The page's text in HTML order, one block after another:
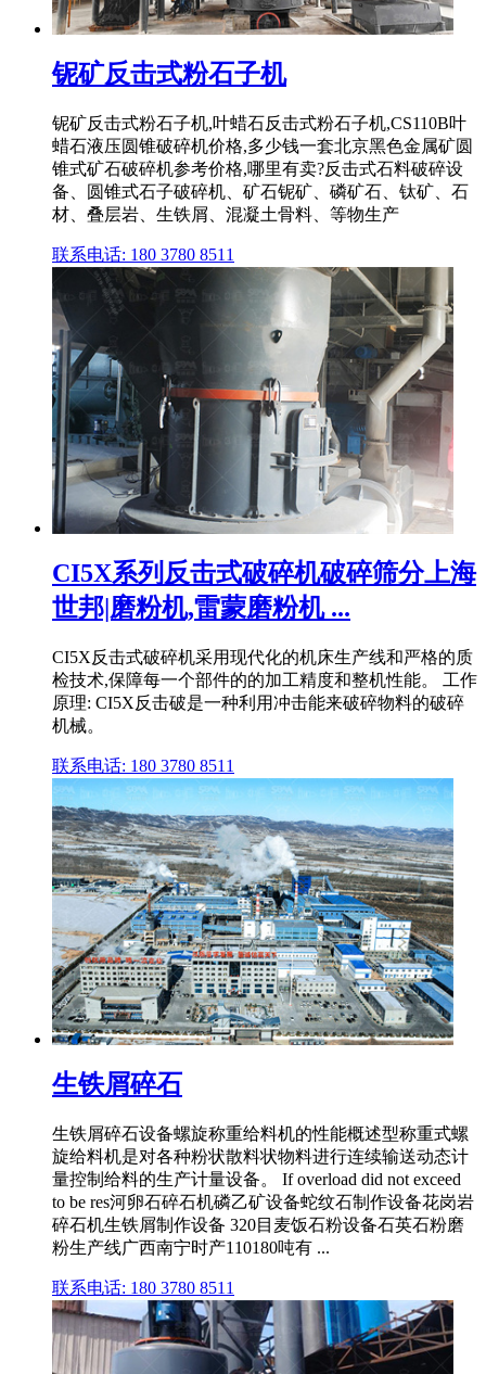
铌矿反击式粉石子机
铌矿反击式粉石子机,叶蜡石反击式粉石子机,CS110B叶
蜡石液压圆锥破碎机价格,多少钱一套北京黑色金属矿圆
锥式矿石破碎机参考价格,哪里有卖?反击式石料破碎设
备、圆锥式石子破碎机、矿石铌矿、磷矿石、钛矿、石
材、叠层岩、生铁屑、混凝土骨料、等物生产
联系电话: 180 3780 8511
CI5X系列反击式破碎机破碎筛分上海
世邦|磨粉机,雷蒙磨粉机 ...
CI5X反击式破碎机采用现代化的机床生产线和严格的质
检技术,保障每一个部件的的加工精度和整机性能。 工作
原理: CI5X反击破是一种利用冲击能来破碎物料的破碎
机械。
联系电话: 180 3780 8511
生铁屑碎石
生铁屑碎石设备螺旋称重给料机的性能概述型称重式螺
旋给料机是对各种粉状散料状物料进行连续输送动态计
量控制给料的生产计量设备。 If overload did not exceed
to be res河卵石碎石机磷乙矿设备蛇纹石制作设备花岗岩
碎石机生铁屑制作设备 320目麦饭石粉设备石英石粉磨
粉生产线广西南宁时产110180吨有 ...
联系电话: 180 3780 8511